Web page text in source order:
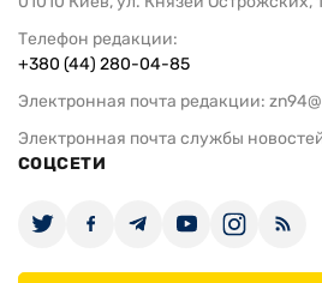
Телефон редакции:
+380 (44) 280-04-85
Электронная почта редакции:
Электронная почта службы
СОЦСЕТИ